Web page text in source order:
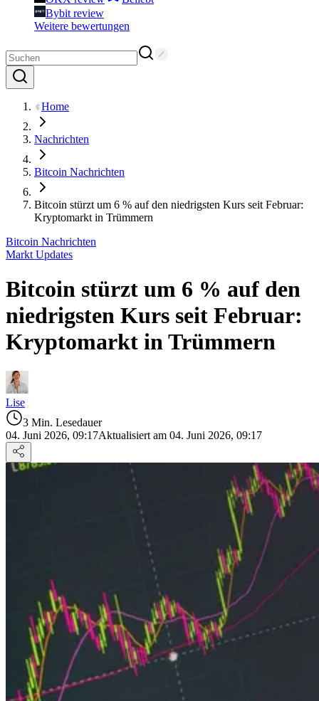
Bybit review
Weitere bewertungen
Home
Nachrichten
Bitcoin Nachrichten
Bitcoin stürzt um 6 % auf den niedrigsten Kurs seit Februar:
Kryptomarkt in Trümmern
Bitcoin Nachrichten
Markt Updates
Bitcoin stürzt um 6 % auf den
niedrigsten Kurs seit Februar:
Kryptomarkt in Trümmern
Lise
3 Min. Lesedauer
04. Juni 2026, 09:17Aktualisiert am 04. Juni 2026, 09:17